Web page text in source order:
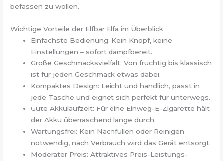
befassen zu wollen.
Wichtige Vorteile der Elfbar Elfa im Überblick
Einfachste Bedienung: Kein Knopf, keine
Einstellungen – sofort dampfbereit.
Große Geschmacksvielfalt: Von fruchtig bis klassisch
ist für jeden Geschmack etwas dabei.
Kompaktes Design: Leicht und handlich, passt in
jede Tasche und eignet sich perfekt für unterwegs.
Gute Akkulaufzeit: Für eine Einweg-E-Zigarette hält
der Akku überraschend lange durch.
Wartungsfrei: Kein Nachfüllen oder Reinigen
notwendig, nach Verbrauch wird das Gerät entsorgt.
Moderater Preis: Attraktives Preis-Leistungs-